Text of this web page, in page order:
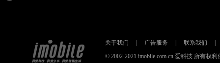
关于我们 广告服务 联系我们
© 2002-2021 imobile.com.cn 爱科技 所有权